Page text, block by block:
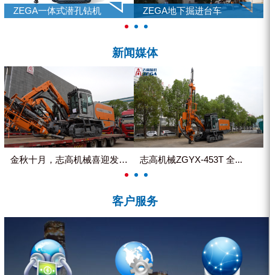
FY水井钻车系列
水井专用螺杆空压机
雾炮机
洗轮机
ZEGA一体式潜孔钻机 ZEGA地下掘进台车
新闻媒体
金秋十月，志高机械喜迎发货热潮 志高机械ZGYX-453T 全...
客户服务